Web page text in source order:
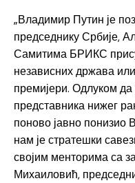
„Владимир Путин је
председнику Србије,
Самитима БРИКС
независних држава
премијери. Одлуком
представника нижег
поново јавно понизио
нам је стратешки
својим менторима са
Михаиловић,